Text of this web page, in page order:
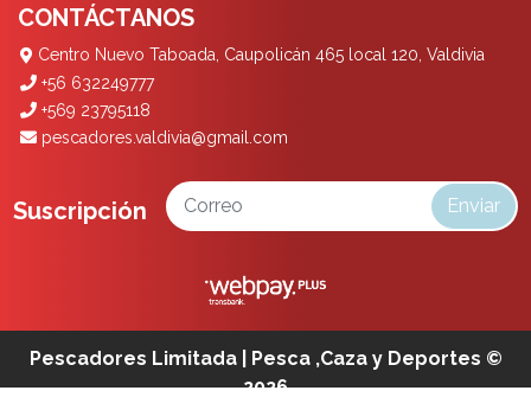
CONTÁCTANOS
Centro Nuevo Taboada, Caupolicán 465 local 120, Valdivia
+56 632249777
+569 23795118
pescadores.valdivia@gmail.com
Suscripción Enviar
Pescadores Limitada | Pesca ,Caza y Deportes ©
2026